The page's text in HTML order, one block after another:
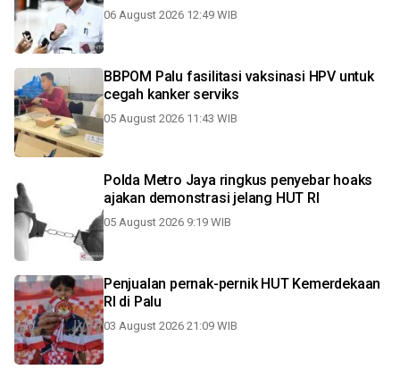
06 August 2026 12:49 WIB
BBPOM Palu fasilitasi vaksinasi HPV untuk
cegah kanker serviks
05 August 2026 11:43 WIB
Polda Metro Jaya ringkus penyebar hoaks
ajakan demonstrasi jelang HUT RI
05 August 2026 9:19 WIB
Penjualan pernak-pernik HUT Kemerdekaan
RI di Palu
03 August 2026 21:09 WIB